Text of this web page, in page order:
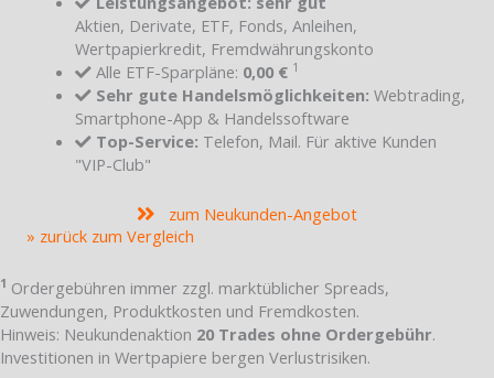
Aktien, Derivate, ETF, Fonds, Anleihen,
Wertpapierkredit, Fremdwährungskonto
Alle ETF-Sparpläne: 0,00 € 1
Sehr gute Handelsmöglichkeiten: Webtrading,
Smartphone-App & Handelssoftware
Top-Service: Telefon, Mail. Für aktive Kunden
"VIP-Club"
zum Neukunden-Angebot
» zurück zum Vergleich
1 Ordergebühren immer zzgl. marktüblicher Spreads,
Zuwendungen, Produktkosten und Fremdkosten.
Hinweis: Neukundenaktion 20 Trades ohne Ordergebühr.
Investitionen in Wertpapiere bergen Verlustrisiken.